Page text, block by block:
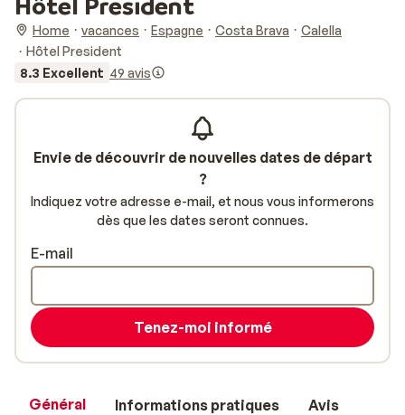
Home vacances Espagne Costa Brava
Calella
Hôtel President
8.3 Excellent 49 avis
Général Informations pratiques Avis
Envie de découvrir de nouvelles dates de départ
?
Indiquez votre adresse e-mail, et nous vous informerons
dès que les dates seront connues.
E-mail
Tenez-moi informé